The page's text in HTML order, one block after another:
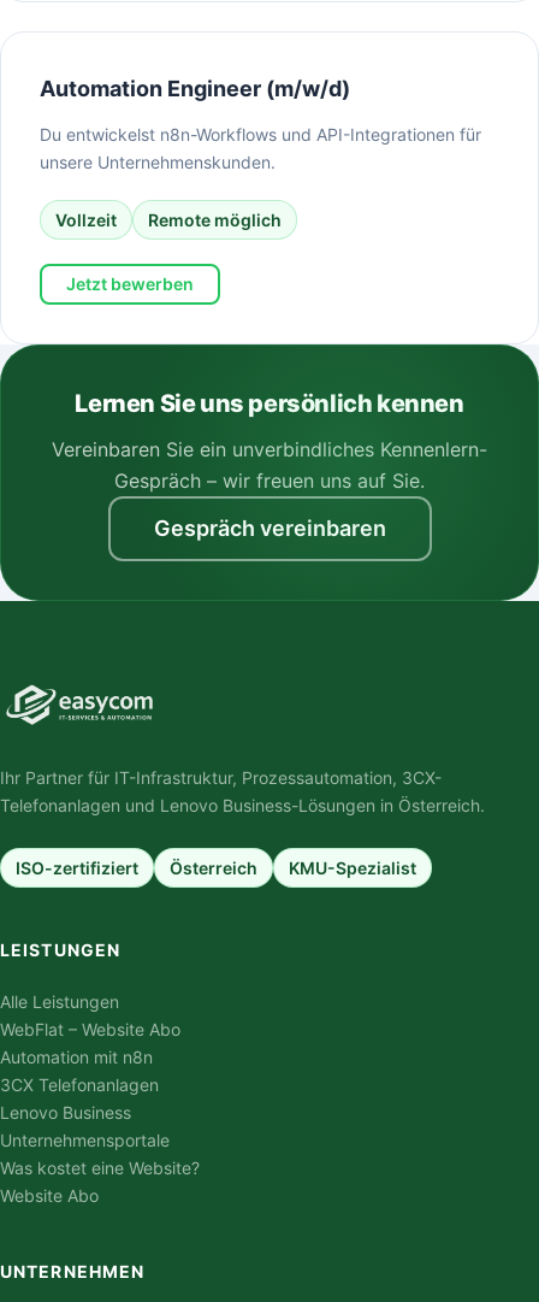
Automation Engineer (m/w/d)
Du entwickelst n8n-Workflows und API-Integrationen für
unsere Unternehmenskunden.
Vollzeit Remote möglich
Jetzt bewerben
Lernen Sie uns persönlich kennen
Vereinbaren Sie ein unverbindliches Kennenlern-
Gespräch – wir freuen uns auf Sie.
Gespräch vereinbaren
Ihr Partner für IT-Infrastruktur, Prozessautomation, 3CX-
Telefonanlagen und Lenovo Business-Lösungen in Österreich.
ISO-zertifiziert Österreich KMU-Spezialist
LEISTUNGEN
Alle Leistungen
WebFlat – Website Abo
Automation mit n8n
3CX Telefonanlagen
Lenovo Business
Unternehmensportale
Was kostet eine Website?
Website Abo
UNTERNEHMEN